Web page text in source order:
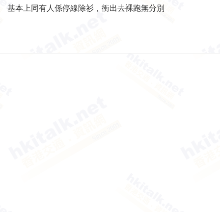
基本上同有人係停線除衫，衝出去裸跑無分別